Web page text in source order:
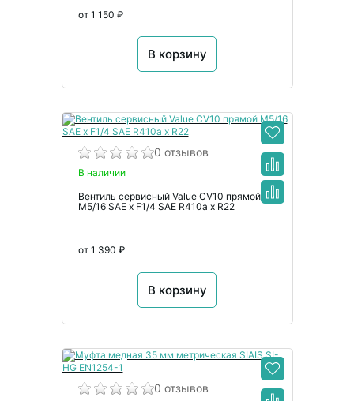
от 1 150 ₽
В корзину
0 отзывов
В наличии
Вентиль сервисный Value CV10 прямой
M5/16 SAE x F1/4 SAE R410a x R22
от 1 390 ₽
В корзину
0 отзывов